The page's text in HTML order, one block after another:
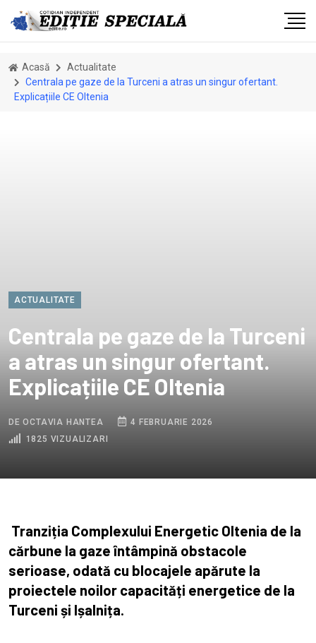
Acasă
Actualitate
Centrala pe gaze de la Turceni a atras un singur ofertant.
Explicațiile CE Oltenia
ACTUALITATE
Centrala pe gaze de la Turceni
a atras un singur ofertant.
Explicațiile CE Oltenia
DE OCTAVIA HANTEA
4 FEBRUARIE 2026
1825 VIZUALIZARI
Tranziția Complexului Energetic Oltenia de la
cărbune la gaze întâmpină obstacole
serioase, odată cu blocajele apărute la
proiectele noilor capacități energetice de la
Turceni și Ișalnița.